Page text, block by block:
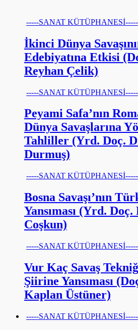
-----SANAT KÜTÜPHANESİ-----
İkinci Dünya
Edebiyatına Etkisi
Reyhan Çelik)
-----SANAT KÜTÜPHANESİ-----
Peyami Safa’nın
Dünya Savaşlarına
Tahliller (Yrd. Doç.
Durmuş)
-----SANAT KÜTÜPHANESİ-----
Bosna Savaşı’nın
Yansıması (Yrd. Doç.
Coşkun)
-----SANAT KÜTÜPHANESİ-----
Vur Kaç Savaş
Şiirine Yansıması
Kaplan Üstüner)
-----SANAT KÜTÜPHANESİ-----